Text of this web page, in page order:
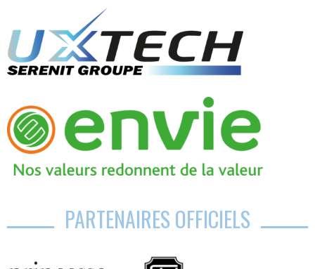
PARTENAIRES OFFICIELS